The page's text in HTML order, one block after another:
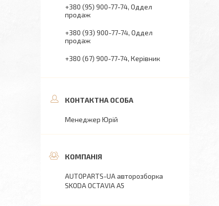
+380 (95) 900-77-74 Оддел
продаж
+380 (93) 900-77-74 Оддел
продаж
+380 (67) 900-77-74 Керівник
Менеджер Юрій
AUTOPARTS-UA авторозборка
SKODA OCTAVIA A5